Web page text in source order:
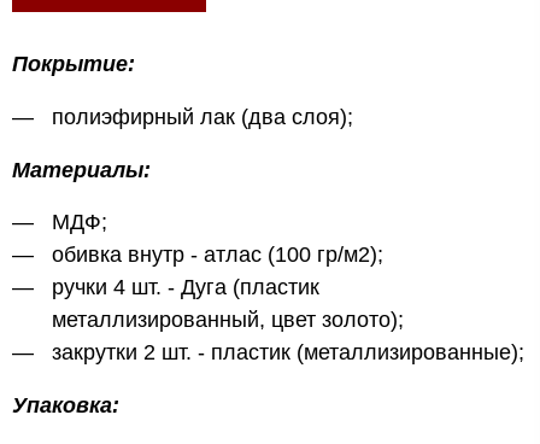
Покрытие:
полиэфирный лак (два слоя);
Материалы:
МДФ;
обивка внутр - атлас (100 гр/м2);
ручки 4 шт. - Дуга (пластик
металлизированный, цвет золото);
закрутки 2 шт. - пластик (металлизированные);
Упаковка: